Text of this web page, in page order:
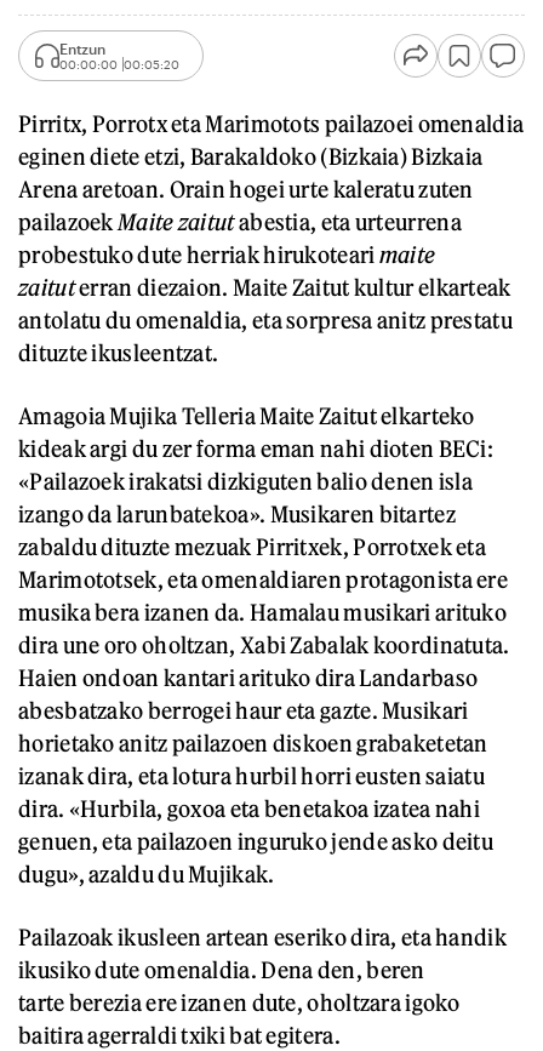
Entzun
00:00:00 00:05:20
Pirritx, Porrotx eta Marimotots pailazoei omenaldia
eginen diete etzi, Barakaldoko (Bizkaia) Bizkaia
Arena aretoan. Orain hogei urte kaleratu zuten
pailazoek Maite zaitutabestia, eta urteurrena
probestuko dute herriak hirukoteari maite
zaituterran diezaion. Maite Zaitut kultur elkarteak
antolatu du omenaldia, eta sorpresa anitz prestatu
dituzte ikusleentzat.
Amagoia Mujika Telleria Maite Zaitut elkarteko
kideak argi du zer forma eman nahi dioten BECi:
«Pailazoek irakatsi dizkiguten balio denen isla
izango da larunbatekoa». Musikaren bitartez
zabaldu dituzte mezuak Pirritxek, Porrotxek eta
Marimototsek, eta omenaldiaren protagonista ere
musika bera izanen da. Hamalau musikari arituko
dira une oro oholtzan, Xabi Zabalak koordinatuta.
Haien ondoan kantari arituko dira Landarbaso
abesbatzako berrogei haur eta gazte. Musikari
horietako anitz pailazoen diskoen grabaketetan
izanak dira, eta lotura hurbil horri eusten saiatu
dira. «Hurbila, goxoa eta benetakoa izatea nahi
genuen, eta pailazoen inguruko jende asko deitu
dugu», azaldu du Mujikak.
Pailazoak ikusleen artean eseriko dira, eta handik
ikusiko dute omenaldia. Dena den, beren
tarte berezia ere izanen dute, oholtzara igoko
baitira agerraldi txiki bat egitera.